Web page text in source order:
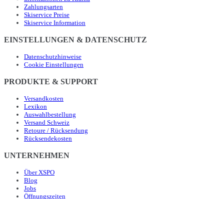
Zahlungsarten
Skiservice Preise
Skiservice Information
EINSTELLUNGEN & DATENSCHUTZ
Datenschutzhinweise
Cookie Einstellungen
PRODUKTE & SUPPORT
Versandkosten
Lexikon
Auswahlbestellung
Versand Schweiz
Retoure / Rücksendung
Rücksendekosten
UNTERNEHMEN
Über XSPO
Blog
Jobs
Öffnungszeiten